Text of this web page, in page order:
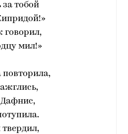
тобой
говорил,
мил!»
твердил,